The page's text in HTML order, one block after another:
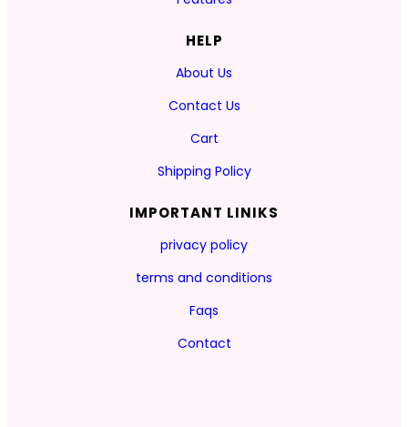
HELP
About Us
Contact Us
Cart
Shipping Policy
IMPORTANT LINIKS
privacy policy
terms and conditions
Faqs
Contact